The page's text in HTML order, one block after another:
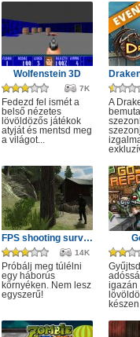
Wolfenstein 3D
7K
Fedezd fel ismét a
belső nézetes
lövöldözős játékok
atyját és mentsd meg
a világot...
A
FPS shooting survival game
14K
Próbálj meg túlélni
egy háborús
környéken. Nem lesz
egyszerű!
igazán